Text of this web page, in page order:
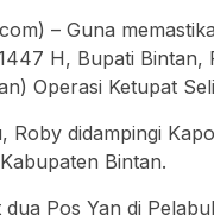
– Guna
H, Bupati Bintan,
Operasi Ketupat
Roby didampingi
Bintan.
Pos Yan di